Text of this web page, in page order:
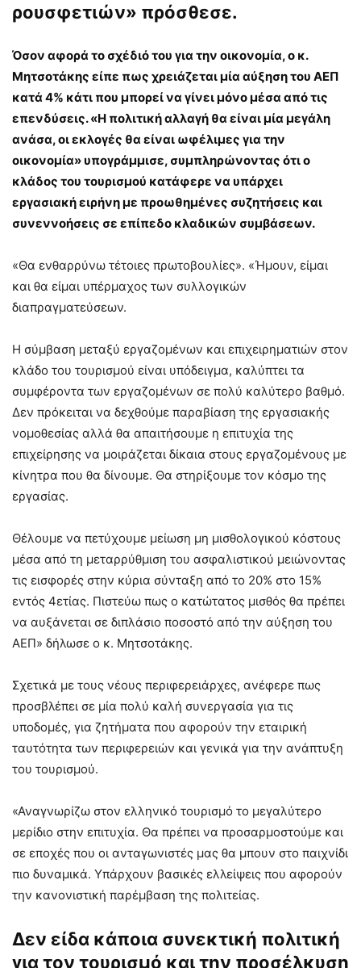
ρουσφετιών» πρόσθεσε.
Όσον αφορά το σχέδιό του για την οικονομία, ο κ.
Μητσοτάκης είπε πως χρειάζεται μία αύξηση του ΑΕΠ
κατά 4% κάτι που μπορεί να γίνει μόνο μέσα από τις
επενδύσεις. «Η πολιτική αλλαγή θα είναι μία μεγάλη
ανάσα, οι εκλογές θα είναι ωφέλιμες για την
οικονομία» υπογράμμισε, συμπληρώνοντας ότι ο
κλάδος του τουρισμού κατάφερε να υπάρχει
εργασιακή ειρήνη με προωθημένες συζητήσεις και
συνεννοήσεις σε επίπεδο κλαδικών συμβάσεων.
«Θα ενθαρρύνω τέτοιες πρωτοβουλίες». «Ήμουν, είμαι
και θα είμαι υπέρμαχος των συλλογικών
διαπραγματεύσεων.
Η σύμβαση μεταξύ εργαζομένων και επιχειρηματιών στον
κλάδο του τουρισμού είναι υπόδειγμα, καλύπτει τα
συμφέροντα των εργαζομένων σε πολύ καλύτερο βαθμό.
Δεν πρόκειται να δεχθούμε παραβίαση της εργασιακής
νομοθεσίας αλλά θα απαιτήσουμε η επιτυχία της
επιχείρησης να μοιράζεται δίκαια στους εργαζομένους με
κίνητρα που θα δίνουμε. Θα στηρίξουμε τον κόσμο της
εργασίας.
Θέλουμε να πετύχουμε μείωση μη μισθολογικού κόστους
μέσα από τη μεταρρύθμιση του ασφαλιστικού μειώνοντας
τις εισφορές στην κύρια σύνταξη από το 20% στο 15%
εντός 4ετίας. Πιστεύω πως ο κατώτατος μισθός θα πρέπει
να αυξάνεται σε διπλάσιο ποσοστό από την αύξηση του
ΑΕΠ» δήλωσε ο κ. Μητσοτάκης.
Σχετικά με τους νέους περιφερειάρχες, ανέφερε πως
προσβλέπει σε μία πολύ καλή συνεργασία για τις
υποδομές, για ζητήματα που αφορούν την εταιρική
ταυτότητα των περιφερειών και γενικά για την ανάπτυξη
του τουρισμού.
«Αναγνωρίζω στον ελληνικό τουρισμό το μεγαλύτερο
μερίδιο στην επιτυχία. Θα πρέπει να προσαρμοστούμε και
σε εποχές που οι ανταγωνιστές μας θα μπουν στο παιχνίδι
πιο δυναμικά. Υπάρχουν βασικές ελλείψεις που αφορούν
την κανονιστική παρέμβαση της πολιτείας.
Δεν είδα κάποια συνεκτική πολιτική
για τον τουρισμό και την προσέλκυση